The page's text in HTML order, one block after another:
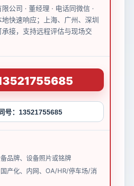
公司 · 董经理 · 电话同微信 ·
快速响应；上海、广州、深圳
接，支持远程评估与现场交
号：13521755685
品牌、设备照片或铭牌
产化、内网、OA/HR/停车场/消